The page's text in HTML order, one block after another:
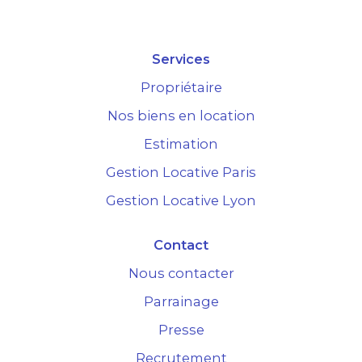
Services
Propriétaire
Nos biens en location
Estimation
Gestion Locative Paris
Gestion Locative Lyon
Contact
Nous contacter
Parrainage
Presse
Recrutement